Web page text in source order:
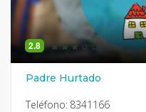
2.8
Padre Hurtado
Teléfono: 8341166